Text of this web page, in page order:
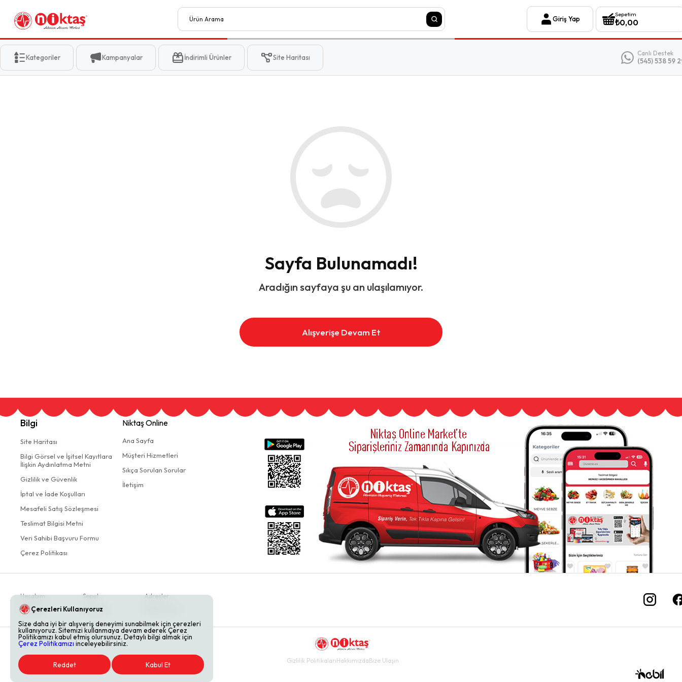
Giriş Yap
Sepetim
₺0,00
Kategoriler Kampanyalar İndirimli Ürünler Site Haritası Canlı Destek
(545) 538 59
Sayfa Bulunamadı!
Aradığın sayfaya şu an ulaşılamıyor.
Alışverişe Devam Et
Bilgi
Site Haritası
Bilgi Görsel ve İşitsel Kayıtlara
İlişkin Aydınlatma Metni
Gizlilik ve Güvenlik
İptal ve İade Koşulları
Mesafeli Satış Sözleşmesi
Teslimat Bilgisi Metni
Veri Sahibi Başvuru Formu
Çerez Politikası
Niktaş Online
Ana Sayfa
Müşteri Hizmetleri
Sıkça Sorulan Sorular
İletişim
Hesabım
Siparişler
Sepet
Favoriler
Adresler
Gizlilik PolitikalarıHakkımızdaBize Ulaşın
Çerezleri Kullanıyoruz
Size daha iyi bir alışveriş deneyimi sunabilmek için çerezleri
kullanıyoruz. Sitemizi kullanmaya devam ederek Çerez
Politikamızı kabul etmiş olursunuz. Detaylı bilgi almak için
Çerez Politikamızı inceleyebilirsiniz.
Reddet Kabul Et